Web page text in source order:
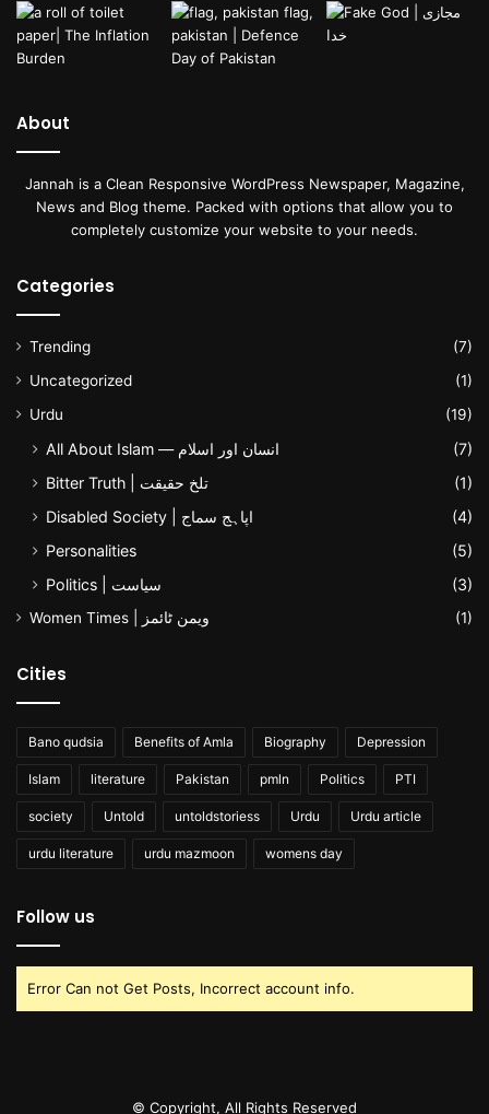
About
Jannah is a Clean Responsive WordPress Newspaper, Magazine,
News and Blog theme. Packed with options that allow you to
completely customize your website to your needs.
Categories
Trending
(7)
Uncategorized
(1)
Urdu
(19)
All About Islam — انسان اور اسلام
(7)
Bitter Truth | تلخ حقیقت
(1)
Disabled Society | اپاہج سماج
(4)
Personalities
(5)
Politics | سیاست
(3)
Women Times | ویمن ٹائمز (1)
Cities
Bano qudsia Benefits of Amla Biography Depression
Islam literature Pakistan pmln Politics PTI
society Untold untoldstoriess Urdu Urdu article
urdu literature urdu mazmoon womens day
Follow us
Error Can not Get Posts, Incorrect account info.
© Copyright, All Rights Reserved